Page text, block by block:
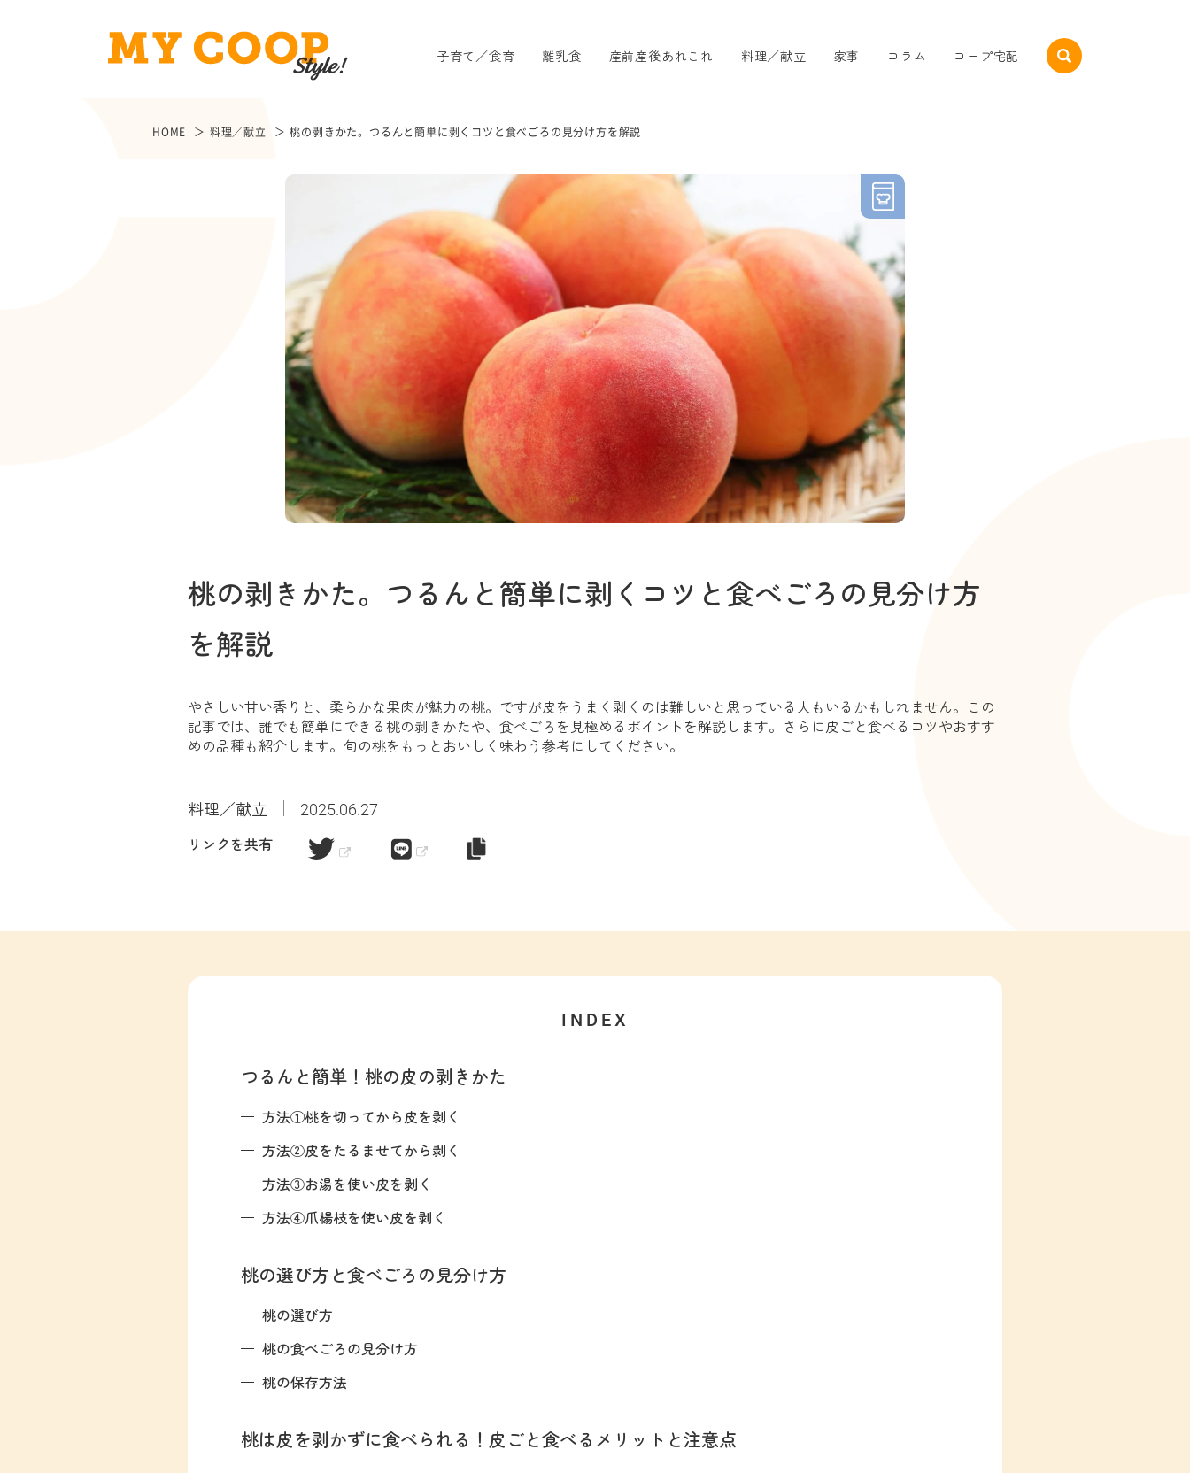
子育て／食育 離乳食 産前産後あれこれ 料理／献立 家事 コラム コープ宅配
HOME 料理／献立 桃の剥きかた。つるんと簡単に剥くコツと食べごろの見分け方を解説
桃の剥きかた。つるんと簡単に剥くコツと食べごろの見分け方
を解説
やさしい甘い香りと、柔らかな果肉が魅力の桃。ですが皮をうまく剥くのは難しいと思っている人もいるかもしれません。この
記事では、誰でも簡単にできる桃の剥きかたや、食べごろを見極めるポイントを解説します。さらに皮ごと食べるコツやおすす
めの品種も紹介します。旬の桃をもっとおいしく味わう参考にしてください。
料理／献立 2025.06.27
リンクを共有
INDEX
つるんと簡単！桃の皮の剥きかた
方法①桃を切ってから皮を剥く
方法②皮をたるませてから剥く
方法③お湯を使い皮を剥く
方法④爪楊枝を使い皮を剥く
桃の選び方と食べごろの見分け方
桃の選び方
桃の食べごろの見分け方
桃の保存方法
桃は皮を剥かずに食べられる！皮ごと食べるメリットと注意点